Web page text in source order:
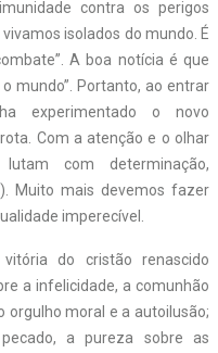
contra os perigos
isolados do mundo. É
A boa notícia é que
mundo”. Portanto, ao entrar
experimentado o novo
Com a atenção e o olhar
com determinação,
Muito mais devemos fazer
imperecível.
do cristão renascido
a infelicidade, a comunhão
orgulho moral e a autoilusão;
a pureza sobre as